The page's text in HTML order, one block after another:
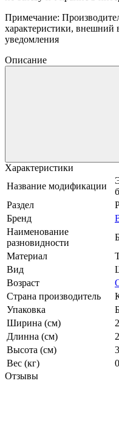
Примечание:
характеристики, внешний
уведомления
Описание
Характеристики
Название модификации
Раздел
Бренд
Наименование
разновидности
Материал
Вид
Возраст
Страна производитель
Упаковка
Ширина (см)
Длинна (см)
Высота (см)
Вес (кг)
Отзывы